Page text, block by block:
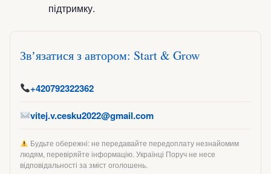
підтримку.
Звʼязатися з автором: Start & Grow
+420792322362
vitej.v.cesku2022@gmail.com
Будьте обережні: не передавайте передоплату незнайомим
людям, перевіряйте інформацію. Українці Поруч не несе
відповідальності за зміст оголошень.